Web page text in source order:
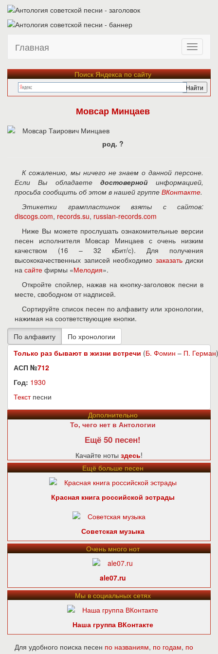
Главная
Поиск Яндекса по сайту
Мовсар Минцаев
род. ?
К сожалению, мы ничего не знаем о данной персоне.
Если Вы обладаете достовернойинформацией,
просьба сообщить об этом в нашей группе ВКонтакте.
Этикетки грампластинок взяты с сайтов:
discogs.com, records.su, russian-records.com
Ниже Вы можете прослушать ознакомительные версии
песен исполнителя Мовсар Минцаев с очень низким
качеством (16 – 32 кБит/с). Для получения
высококачественных записей необходимо заказатьдиски
на сайте фирмы «Мелодия».
Откройте спойлер, нажав на кнопку-заголовок песни в
месте, свободном от надписей.
Сортируйте список песен по алфавиту или хронологии,
нажимая на соответствующие кнопки.
Только раз бывают в жизни встречи (Б. Фомин – П. Герман)
АСП №712
Год: 1930
Текстпесни
Дополнительно
То, чего нет в Антологии
Ещё 50 песен!
Качайте ноты здесь!
Ещё больше песен
Красная книга российской эстрады
Советская музыка
Очень много нот
ale07.ru
Мы в социальных сетях
Наша группа ВКонтакте
Для удобного поиска песен по названиям, по годам, по